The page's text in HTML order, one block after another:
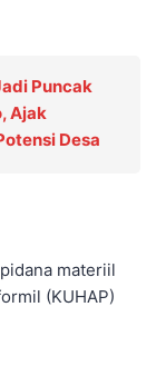
Puncak
Ajak
Desa
materiil
(KUHAP)